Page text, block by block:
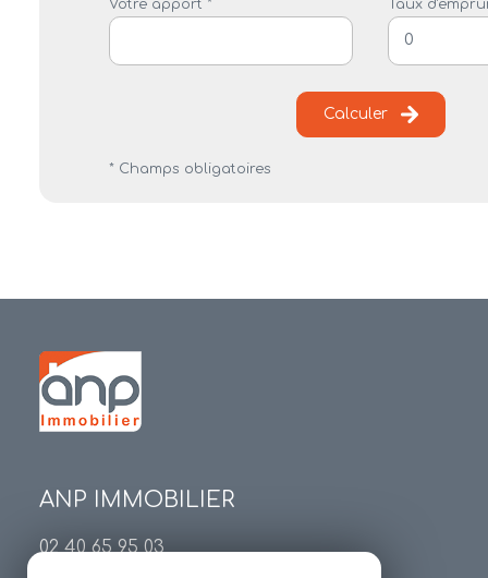
Votre apport * Taux
Calculer
* Champs obligatoires
ANP IMMOBILIER
02 40 65 95 03